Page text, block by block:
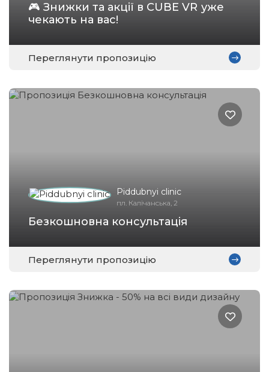
🎮 Знижки та акції в CUBE VR уже
чекають на вас!
Переглянути пропозицію
Piddubnyi clinic
пл. Калічанська, 2
Безкошновна консультація
Переглянути пропозицію